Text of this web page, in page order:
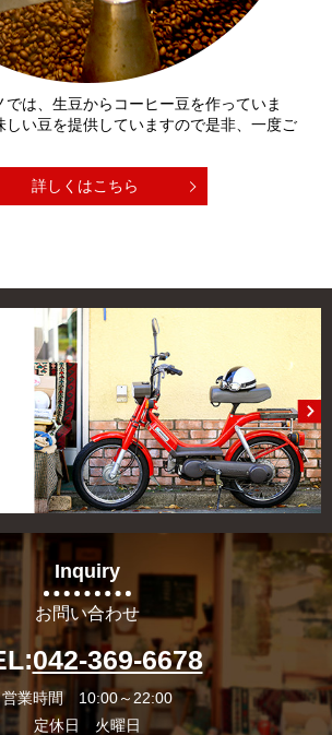
では、生豆からコーヒー豆を作っていま
しい豆を提供していますので是非、一度ご
詳しくはこちら
Inquiry
お問い合わせ
042-369-6678
営業時間 10:00～22:00
定休日 火曜日